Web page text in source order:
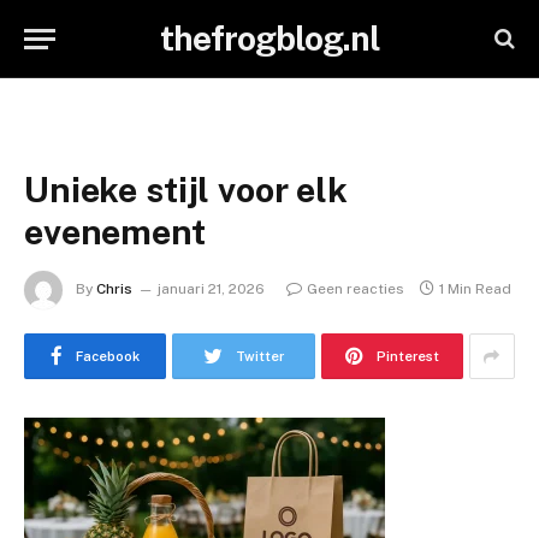
thefrogblog.nl
Unieke stijl voor elk
evenement
By Chris januari 21, 2026 Geen reacties 1 Min Read
Facebook Twitter Pinterest